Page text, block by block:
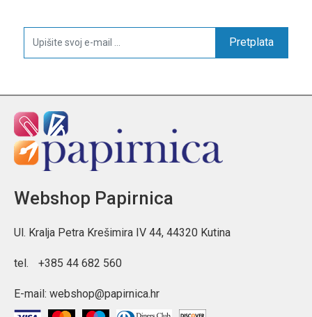
Pretplata
Webshop Papirnica
Ul. Kralja Petra Krešimira IV 44, 44320 Kutina
tel. +385 44 682 560
E-mail: webshop@papirnica.hr